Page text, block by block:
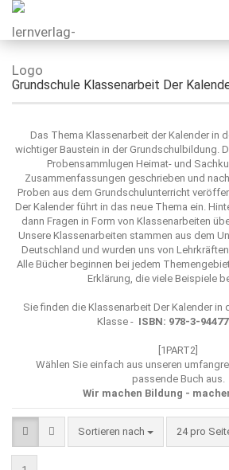
Grundschule Klassenarbeit Der
Das Thema Klassenarbeit der Kalender in
wichtiger Baustein in der Grundschulbildung.
Probensammlugen Heimat- und
Zusammenfassungen geschrieben und
Proben aus dem Grundschulunterricht
Der Kalender führt in das neue Thema ein.
dann Fragen in Form von Klassenarbeiten
Unsere Klassenarbeiten stammen aus dem
Deutschland und wurden uns von
Alle Bücher beginnen bei jedem
Erklärung, die viele Beispiele
Sie finden die Klassenarbeit Der Kalender in
Klasse - ISBN: 978-3-
[1PART2]
Wählen Sie einfach aus unseren
passende Buch aus.
Wir machen Bildung -
Sortieren nach
Sortieren nach 24 pro
pro Seite